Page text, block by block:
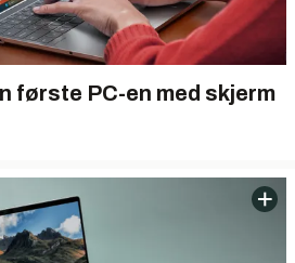
første PC-en med skjerm